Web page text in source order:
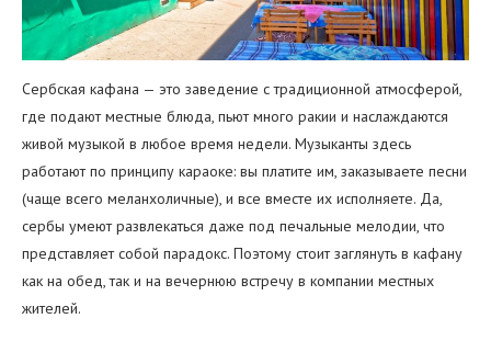
Сербская кафана — это заведение с традиционной атмосферой,
где подают местные блюда, пьют много ракии и наслаждаются
живой музыкой в любое время недели. Музыканты здесь
работают по принципу караоке: вы платите им, заказываете песни
(чаще всего меланхоличные), и все вместе их исполняете. Да,
сербы умеют развлекаться даже под печальные мелодии, что
представляет собой парадокс. Поэтому стоит заглянуть в кафану
как на обед, так и на вечернюю встречу в компании местных
жителей.